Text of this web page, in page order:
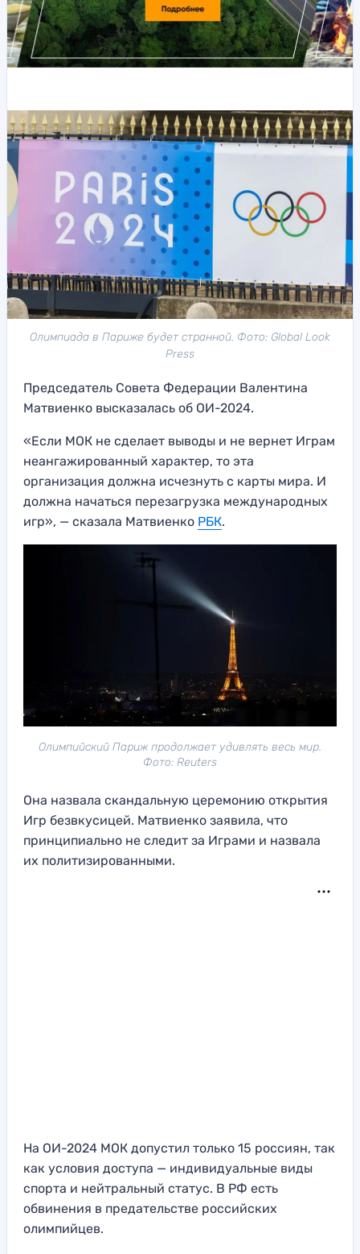
Олимпиада в Париже будет странной. Фото: Global Look
Press
Председатель Совета Федерации Валентина
Матвиенко высказалась об ОИ-2024.
«Если МОК не сделает выводы и не вернет Играм
неангажированный характер, то эта
организация должна исчезнуть с карты мира. И
должна начаться перезагрузка международных
игр», — сказала Матвиенко РБК.
Олимпийский Париж продолжает удивлять весь мир.
Фото: Reuters
Она назвала скандальную церемонию открытия
Игр безвкусицей. Матвиенко заявила, что
принципиально не следит за Играми и назвала
их политизированными.
На ОИ-2024 МОК допустил только 15 россиян, так
как условия доступа — индивидуальные виды
спорта и нейтральный статус. В РФ есть
обвинения в предательстве российских
олимпийцев.